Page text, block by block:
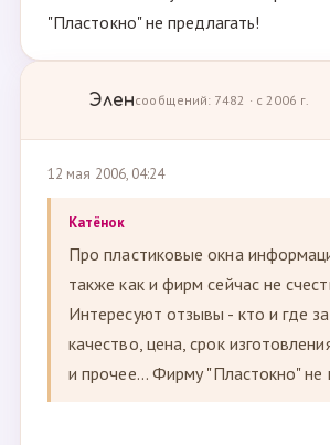
"Пластокно" не предлагать!
Эленсообщений: 7482 · с 2006 г.
12 мая 2006, 04:24
Катёнок
Про пластиковые окна
также как и фирм сейчас не
Интересуют отзывы - кто и где
качество, цена, срок
и прочее... Фирму "Пластокно" не